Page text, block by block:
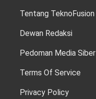
Tentang TeknoFusion
Dewan Redaksi
Pedoman Media Siber
Terms Of Service
Privacy Policy